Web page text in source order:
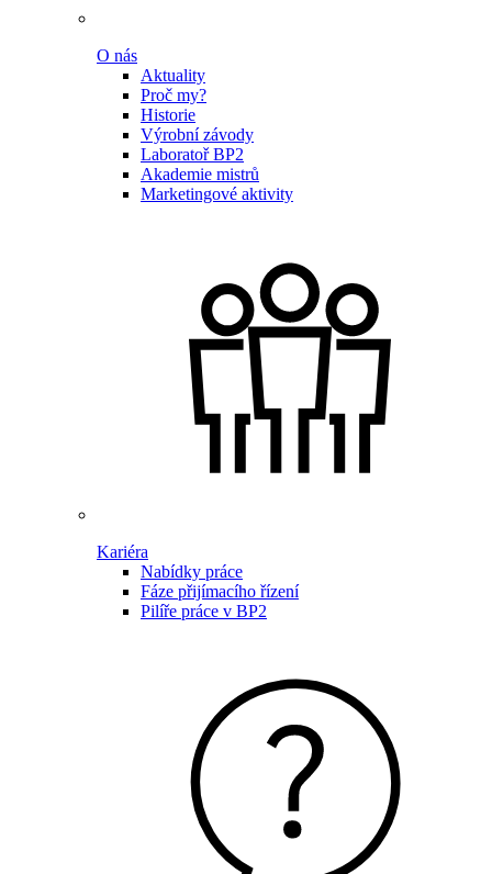
O nás
Aktuality
Proč my?
Historie
Výrobní závody
Laboratoř BP2
Akademie mistrů
Marketingové aktivity
Kariéra
Nabídky práce
Fáze přijímacího řízení
Pilíře práce v BP2